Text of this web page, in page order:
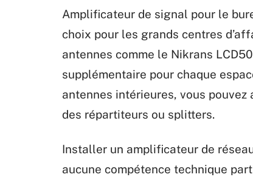
Amplificateur de signal pour le
choix pour les grands centres
antennes comme le Nikrans
supplémentaire pour chaque
antennes intérieures, vous pouvez
des répartiteurs ou splitters.
Installer un amplificateur de
aucune compétence technique